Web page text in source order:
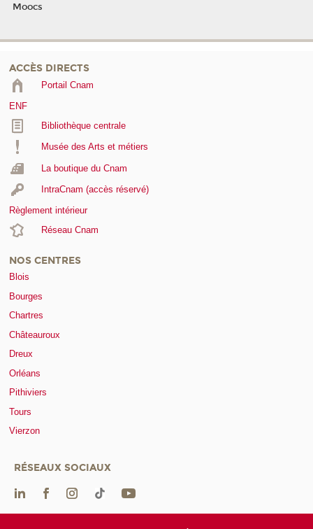
Moocs
ACCÈS DIRECTS
Portail Cnam
ENF
Bibliothèque centrale
Musée des Arts et métiers
La boutique du Cnam
IntraCnam (accès réservé)
Règlement intérieur
Réseau Cnam
NOS CENTRES
Blois
Bourges
Chartres
Châteauroux
Dreux
Orléans
Pithiviers
Tours
Vierzon
RÉSEAUX SOCIAUX